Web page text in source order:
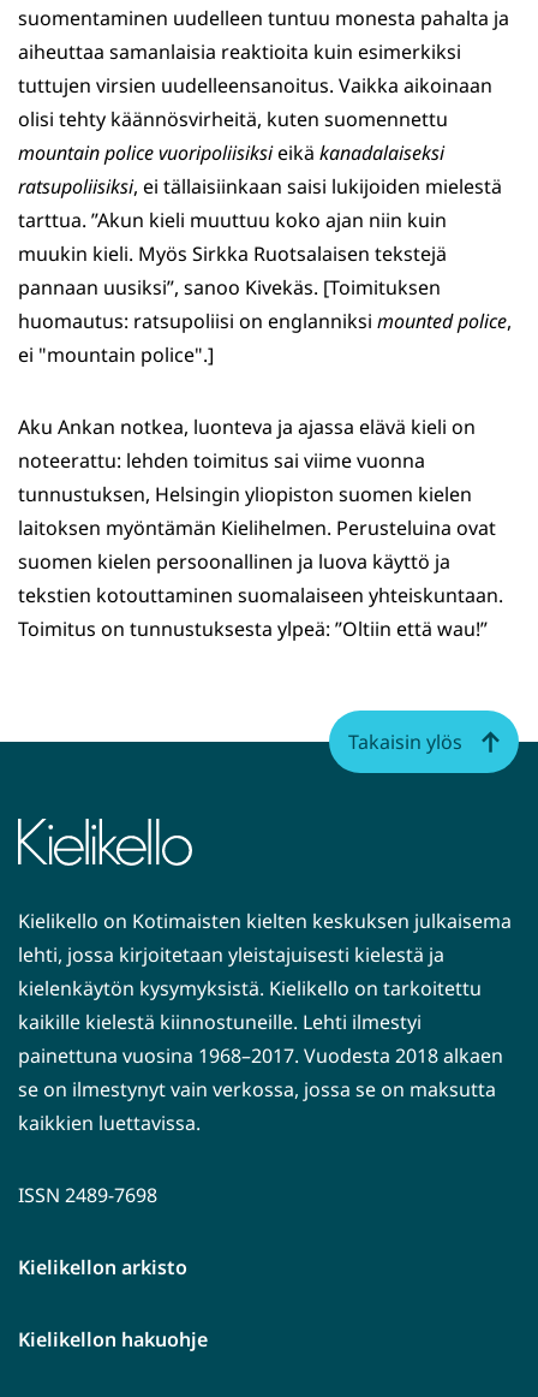
suomentaminen uudelleen tuntuu monesta pahalta ja
aiheuttaa samanlaisia reaktioita kuin esimerkiksi
tuttujen virsien uudelleensanoitus. Vaikka aikoinaan
olisi tehty käännösvirheitä, kuten suomennettu
mountain police vuoripoliisiksieikä kanadalaiseksi
ratsupoliisiksi, ei tällaisiinkaan saisi lukijoiden mielestä
tarttua. ”Akun kieli muuttuu koko ajan niin kuin
muukin kieli. Myös Sirkka Ruotsalaisen tekstejä
pannaan uusiksi”, sanoo Kivekäs. [Toimituksen
huomautus: ratsupoliisi on englanniksi mounted police,
ei "mountain police".]
Aku Ankan notkea, luonteva ja ajassa elävä kieli on
noteerattu: lehden toimitus sai viime vuonna
tunnustuksen, Helsingin yliopiston suomen kielen
laitoksen myöntämän Kielihelmen. Perusteluina ovat
suomen kielen persoonallinen ja luova käyttö ja
tekstien kotouttaminen suomalaiseen yhteiskuntaan.
Toimitus on tunnustuksesta ylpeä: ”Oltiin että wau!”
Kielikello on Kotimaisten kielten keskuksen julkaisema
lehti, jossa kirjoitetaan yleistajuisesti kielestä ja
kielenkäytön kysymyksistä. Kielikello on tarkoitettu
kaikille kielestä kiinnostuneille. Lehti ilmestyi
painettuna vuosina 1968–2017. Vuodesta 2018 alkaen
se on ilmestynyt vain verkossa, jossa se on maksutta
kaikkien luettavissa.
ISSN 2489-7698
Kielikellon arkisto
Kielikellon hakuohje
Takaisin ylös